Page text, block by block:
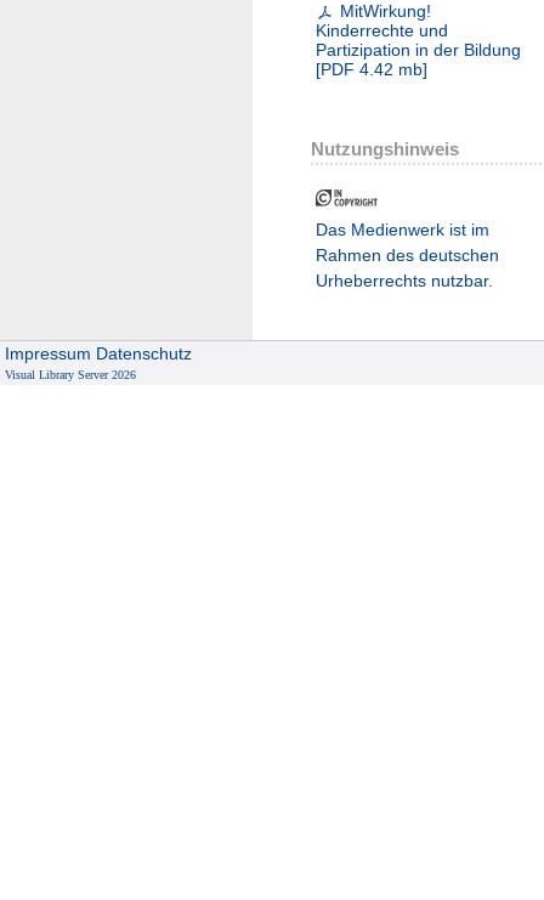
MitWirkung!
Kinderrechte und
Partizipation in der Bildung
[PDF 4.42 mb]
Nutzungshinweis
Das Medienwerk ist im
Rahmen des deutschen
Urheberrechts nutzbar.
Impressum Datenschutz
Visual Library Server 2026